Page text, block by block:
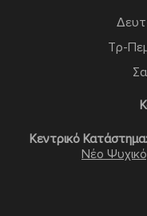
Τρ-
Κεντρικό Κατάστημα:
Νέο